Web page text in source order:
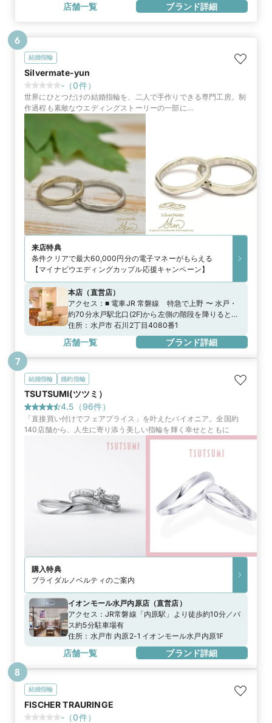
店舗一覧 ブランド詳細
結婚指輪
Silvermate-yun
- （0件）
世界にひとつだけの結婚指輪を、二人で手作りできる専門工房。制
作過程も素敵なウエディングストーリーの一部に…
来店特典
条件クリアで最大60,000円分の電子マネーがもらえる
【マイナビウエディングカップル応援キャンペーン】
本店 （直営店）
アクセス： ■ 電車JR 常磐線 特急で上野 〜 水戸・
約70分水戸駅北口(2F)から左側の階段を降りるとバ
ス停。右に降りるとタクシー乗り場・ タクシ−で約
15分・ バス5番のりば 茨城交通バス1又は74又は31
系統にて約20分「石川一丁目」下車、徒歩１分■ 車
常磐自動車道で東京（箱崎）より水戸インタ− 約80
住所： 水戸市 石川2丁目4080番1
店舗一覧 ブランド詳細
6
結婚指輪 婚約指輪
TSUTSUMI(ツツミ）
4.5 （96件）
「直接買い付けでフェアプライス」を叶えたパイオニア。全国約
140店舗から、人生に寄り添う美しい指輪を輝く幸せとともに
購入特典
ブライダルノベルティのご案内
イオンモール水戸内原店（直営店 ）
アクセス： JR常磐線「内原駅」より徒歩約10分／バ
ス約5分駐車場有
住所： 水戸市 内原2-1 イオンモール水戸内原1F
店舗一覧 ブランド詳細
7
結婚指輪
FISCHER TRAURINGE
- （0件）
8